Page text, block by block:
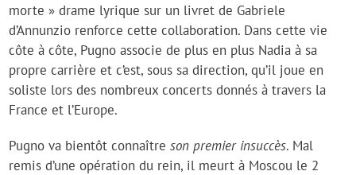
morte » drame lyrique sur un livret de Gabriele
d’Annunzio renforce cette collaboration. Dans cette vie
côte à côte, Pugno associe de plus en plus Nadia à sa
propre carrière et c’est, sous sa direction, qu’il joue en
soliste lors des nombreux concerts donnés à travers la
France et l’Europe.
Pugno va bientôt connaîtreson premier insuccès. Mal
remis d’une opération du rein, il meurt à Moscou le 2